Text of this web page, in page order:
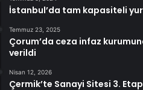
İstanbul’da tam kapasiteli
Temmuz 23, 2025
Çorum’da ceza infaz
verildi
Nisan 12, 2026
Çermik’te Sanayi Sitesi 3.